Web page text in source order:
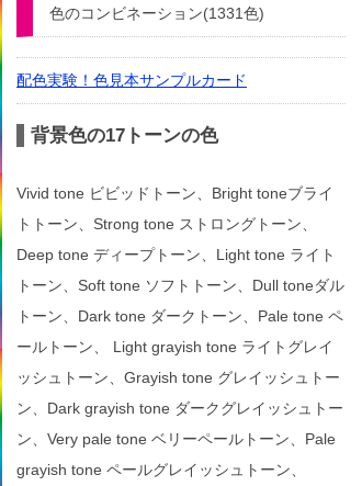
色のコンビネーション(1331色)
配色実験！色見本サンプルカード
背景色の17トーンの色
Vivid tone ビビッドトーン、Bright toneブライ
トトーン、Strong tone ストロングトーン、
Deep tone ディープトーン、Light tone ライト
トーン、Soft tone ソフトトーン、Dull toneダル
トーン、Dark tone ダークトーン、Pale tone ペ
ールトーン、 Light grayish tone ライトグレイ
ッシュトーン、Grayish tone グレイッシュトー
ン、Dark grayish tone ダークグレイッシュトー
ン、Very pale tone ベリーペールトーン、Pale
grayish tone ペールグレイッシュトーン、